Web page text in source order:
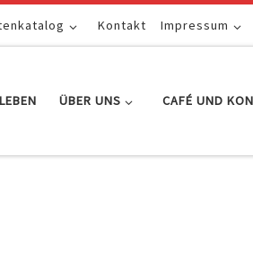
Kontakt Impressum
ÜBER UNS CAFÉ UND